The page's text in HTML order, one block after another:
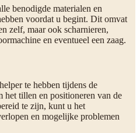
benodigde materialen en
voordat u begint. Dit omvat
zelf, maar ook scharnieren,
en eventueel een zaag.
te hebben tijdens de
het tillen en positioneren van de
te zijn, kunt u het
en mogelijke problemen